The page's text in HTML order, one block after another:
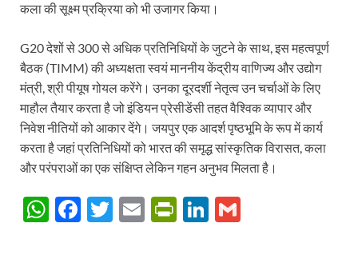
कला की सूक्ष्म प्रक्रिया को भी उजागर किया।
G20 देशों से 300 से अधिक प्रतिनिधियों के जुटने के साथ, इस महत्वपूर्ण
बैठक (TIMM) की अध्यक्षता स्वयं माननीय केंद्रीय वाणिज्य और उद्योग
मंत्री, श्री पीयूष गोयल करेंगे। उनका दूरदर्शी नेतृत्व उन चर्चाओं के लिए
माहौल तैयार करता है जो इंडियन प्रेसीडेंसी तहत वैश्विक व्यापार और
निवेश नीतियों को आकार देंगे। जयपुर एक आदर्श पृष्ठभूमि के रूप में कार्य
करता है जहां प्रतिनिधियों को भारत की समृद्ध सांस्कृतिक विरासत, कला
और परंपराओं का एक संक्षिप्त लेकिन गहन अनुभव मिलता है।
W F
T
E
P
Li